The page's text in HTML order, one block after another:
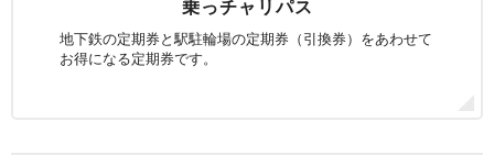
乗っチャリパス
地下鉄の定期券と駅駐輪場の定期券（引換券）をあわせて
お得になる定期券です。